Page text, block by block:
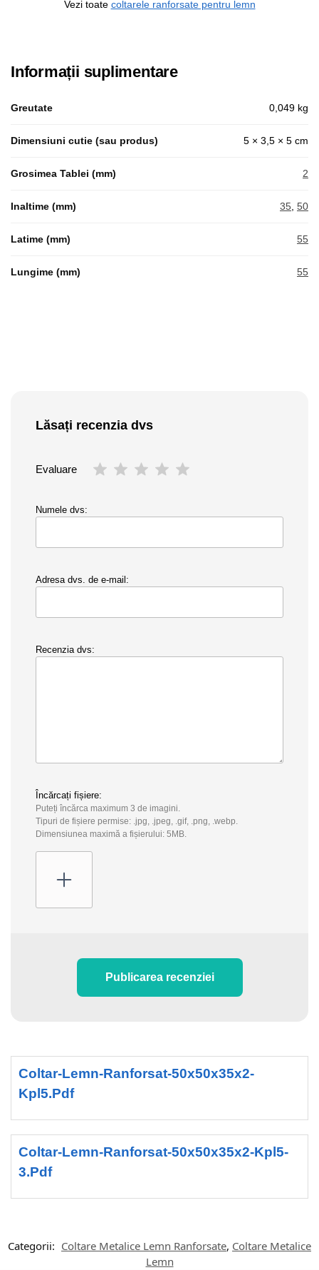
Vezi toate coltarele ranforsate pentru lemn
Informații suplimentare
Greutate 0,049 kg
Dimensiuni cutie (sau produs) 5 × 3,5 × 5 cm
Grosimea Tablei (mm) 2
Inaltime (mm) 35 50
Latime (mm) 55
Lungime (mm) 55
Lăsați recenzia dvs
Evaluare
Numele dvs:
Adresa dvs. de e-mail:
Recenzia dvs:
Încărcați fișiere:
Puteți încărca maximum 3 de imagini.
Tipuri de fișiere permise: .jpg, .jpeg, .gif, .png, .webp.
Dimensiunea maximă a fișierului: 5MB.
Publicarea recenziei
Coltar-Lemn-Ranforsat-50x50x35x2-
Kpl5.pdf
Coltar-Lemn-Ranforsat-50x50x35x2-Kpl5-
3.pdf
Categorii: Coltare Metalice Lemn Ranforsate, Coltare Metalice
Lemn